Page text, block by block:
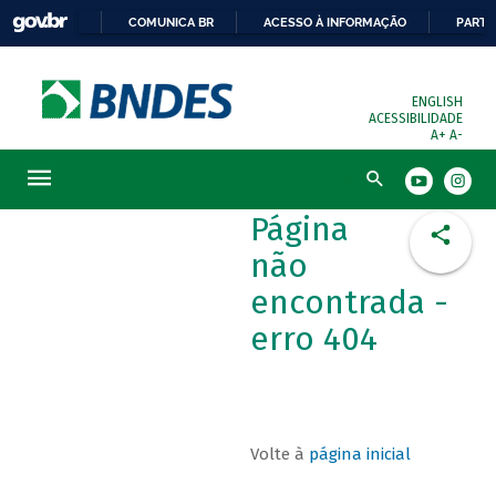
COMUNICA BR ACESSO À INFORMAÇÃO
ENGLISH
ACESSIBILIDADE
A+ A-
Busca
Página
não
encontrada -
erro 404
Volte à página inicial